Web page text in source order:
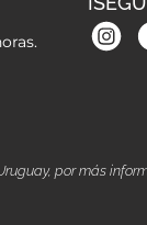
por más